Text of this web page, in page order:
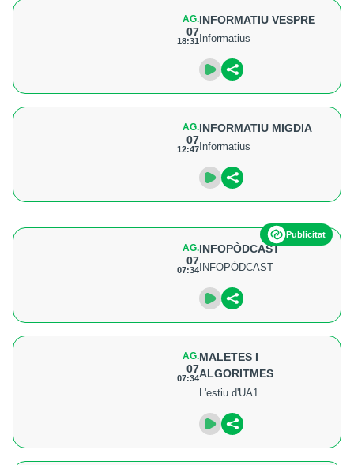
AG.
07
18:31
INFORMATIU VESPRE
Informatius
AG.
07
12:47
INFORMATIU MIGDIA
Informatius
Publicitat
AG.
07
07:34
INFOPÒDCAST
INFOPÒDCAST
AG.
07
07:34
MALETES I
ALGORITMES
L'estiu d'UA1